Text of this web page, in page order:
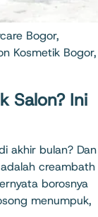
Bogor,
Kosmetik Bogor,
Salon? Ini
akhir bulan? Dan
creambath
borosnya
menumpuk,